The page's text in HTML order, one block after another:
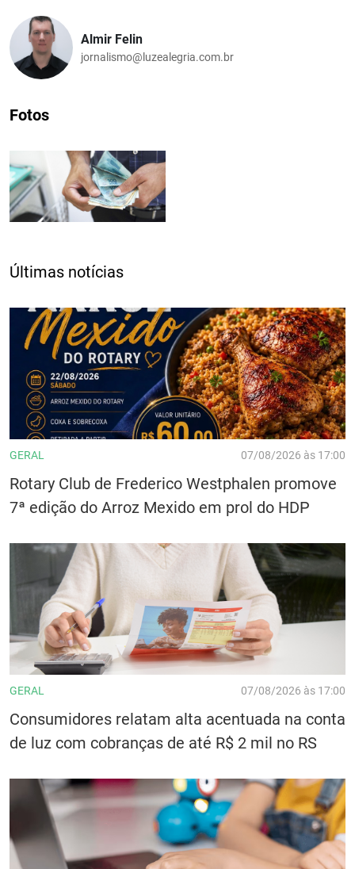
Almir Felin
jornalismo@luzealegria.com.br
Fotos
Últimas notícias
GERAL 07/08/2026 às 17:00
Rotary Club de Frederico Westphalen promove
7ª edição do Arroz Mexido em prol do HDP
GERAL 07/08/2026 às 17:00
Consumidores relatam alta acentuada na conta
de luz com cobranças de até R$ 2 mil no RS